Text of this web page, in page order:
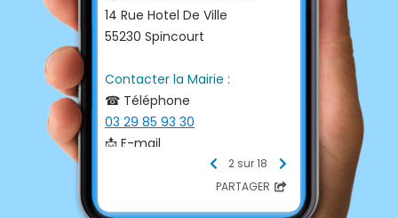
14 Rue Hotel De Ville
55230 Spincourt
Contacter la Mairie :
☎ Téléphone
03 29 85 93 30
📩 E-mail
spincourt@wanadoo.fr
Horaires d'Ouvertures :
2 sur 18
PARTAGER